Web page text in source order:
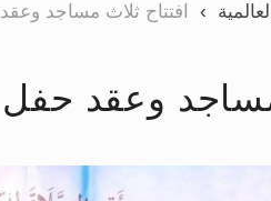
حِكم، وأهداف >> المزيد
الجماعة >> المزيد
لأفراد الجماعة >> المزيد
الرسائل المرسلة إلى
افتتاح ثلاث مساجد
مساجد وعقد